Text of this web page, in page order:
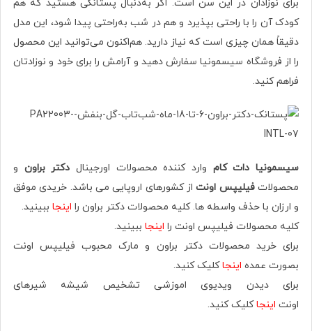
برای نوزادان در این سن است. اگر به‌دنبال پستانکی هستید که هم
کودک آن را با راحتی بپذیرد و هم در شب به‌راحتی پیدا شود، این مدل
دقیقاً همان چیزی است که نیاز دارید. هم‌اکنون می‌توانید این محصول
را از فروشگاه سیسمونیا سفارش دهید و آرامش را برای خود و نوزادتان
فراهم کنید.
سیسمونیا دات کام وارد کننده محصولات اورجینال دکتر براون و
محصولاتفیلیپس اونتاز کشورهای اروپایی می باشد. خریدی موفق
و ارزان با حذف واسطه ها. کلیه محصولات دکتر براون را اینجا ببینید.
کلیه محصولات فیلیپس اونت را اینجا ببینید.
برای خرید محصولات دکتر براون و مارک محبوب فیلیپس اونت
بصورت عمده اینجاکلیک کنید.
برای دیدن ویدیوی اموزشی تشخیص شیشه شیرهای
اونت اینجاکلیک کنید.